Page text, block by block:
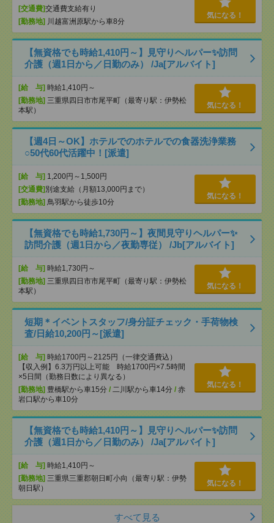
[交通費]交通費支給有り
[勤務地] 川越富洲原駅から車8分
気になる！
【無資格でも時給1,410円～】見守りヘルパー✨訪問
介護（週1日から／日勤のみ） /Ja[アルバイト]
[給 与] 時給1,410円～
[勤務地] 三重県四日市市尾平町（最寄り駅：伊勢松
本駅）
気になる！
【週4日～OK】ホテルでのホテルでの食器洗浄業務
○50代60代活躍中！[派遣]
[給 与] 1,200円～1,500円
[交通費] 別途支給（月額13,000円まで）
[勤務地] 鳥羽駅から徒歩10分
気になる！
【無資格でも時給1,730円～】夜間見守りヘルパー✨
訪問介護（週1日から／夜勤専従） /Jb[アルバイト]
[給 与] 時給1,730円～
[勤務地] 三重県四日市市尾平町（最寄り駅：伊勢松
本駅）
気になる！
短期＊イベントスタッフ/身分証チェック・手荷物検
査/日給10,200円～[派遣]
[給 与] 時給1700円～2125円（一律交通費込）
【収入例】6.3万円以上可能 時給1700円×7.5時間
×5日間（勤務日数により異なる）
[勤務地] 豊橋駅から車15分 / 二川駅から車14分 / 赤
岩口駅から車10分
気になる！
【無資格でも時給1,410円～】見守りヘルパー✨訪問
介護（週1日から／日勤のみ） /Ja[アルバイト]
[給 与] 時給1,410円～
[勤務地] 三重県三重郡朝日町小向（最寄り駅：伊勢
朝日駅）
気になる！
すべて見る